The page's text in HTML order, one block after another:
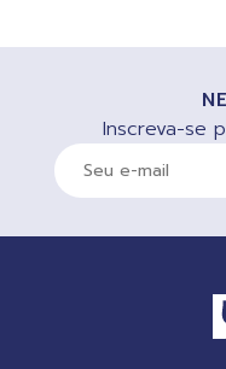
Inscreva-se